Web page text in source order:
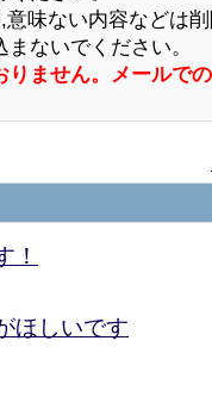
味ない内容などは
ないでください。
ません。メールで
！
ほしいです